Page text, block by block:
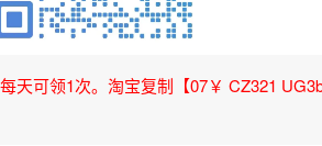
天可领1次。淘宝复制【07￥ CZ321